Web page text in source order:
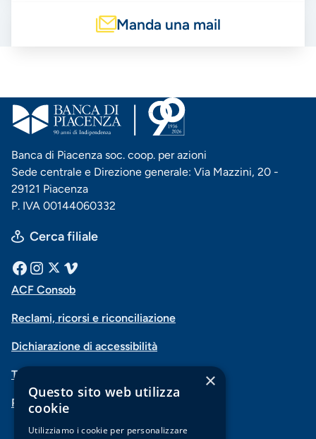
Manda una mail
Banca di Piacenza soc. coop. per azioni
Sede centrale e Direzione generale: Via Mazzini, 20 -
29121 Piacenza
P. IVA 00144060332
Cerca filiale
Menu
social
Facebook
InstagramVimeo
Menu
navigazione
piè
di
ACF Consob
Reclami, ricorsi e riconciliazione
Dichiarazione di accessibilità
Trasparenza
PSD2-Open Banking
×
Questo sito web utilizza
cookie
Utilizziamo i cookie per personalizzare